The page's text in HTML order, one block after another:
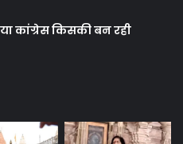
या कांग्रेस किसकी बन रही